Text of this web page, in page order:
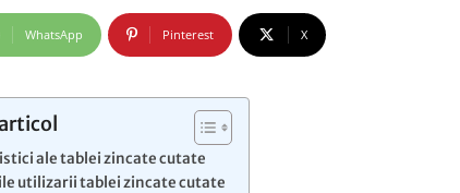
comunicate
WhatsApp Pinterest X
ale tablei zincate cutate
utilizarii tablei zincate cutate